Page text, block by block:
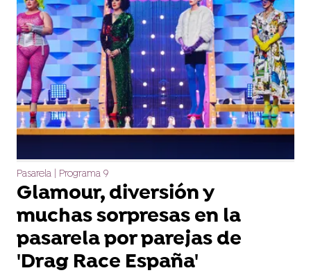
Pasarela | Programa 9
Glamour, diversión y
muchas sorpresas en la
pasarela por parejas de
'Drag Race España'